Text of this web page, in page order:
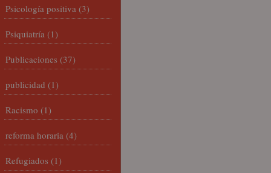
Psicología positiva (3)
Psiquiatría (1)
Publicaciones (37)
publicidad (1)
Racismo (1)
reforma horaria (4)
Refugiados (1)